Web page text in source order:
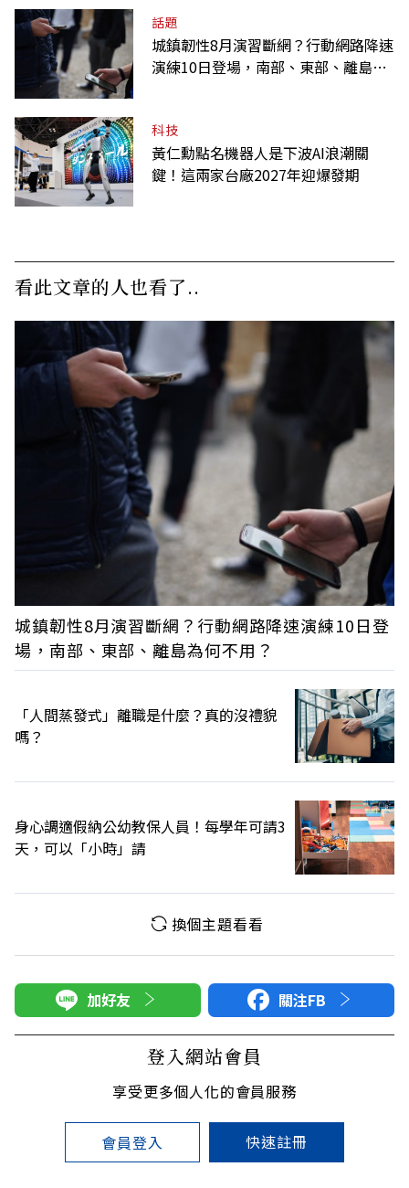
話題
城鎮韌性8月演習斷網？行動網路降速
演練10日登場，南部、東部、離島為
科技
黃仁勳點名機器人是下波AI浪潮關
鍵！這兩家台廠2027年迎爆發期
看此文章的人也看了..
城鎮韌性8月演習斷網？行動網路降速演練10日登
場，南部、東部、離島為何不用？
「人間蒸發式」離職是什麼？真的沒禮貌
嗎？
身心調適假納公幼教保人員！每學年可請3
天，可以「小時」請
換個主題看看
加好友 關注FB
登入網站會員
享受更多個人化的會員服務
會員登入 快速註冊